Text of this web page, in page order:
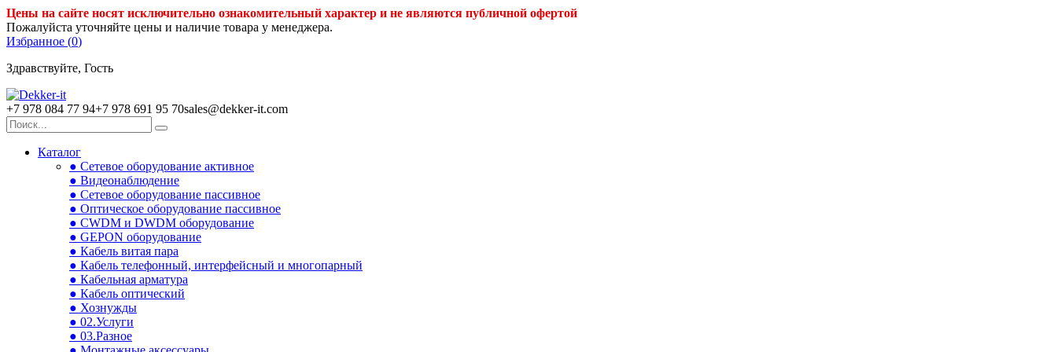
Цены на сайте носят исключительно ознакомительный характер и не являются публичной офертой
Пожалуйста уточняйте цены и наличие товара у менеджера.
Избранное (0)
Здравствуйте, Гость
+7 978 084 77 94+7 978 691 95 70sales@dekker-it.com
Каталог
● Сетевое оборудование активное
● Видеонаблюдение
● Сетевое оборудование пассивное
● Оптическое оборудование пассивное
● CWDM и DWDM оборудование
● GEPON оборудование
● Кабель витая пара
● Кабель телефонный, интерфейсный и многопарный
● Кабельная арматура
● Кабель оптический
● Хознужды
● 02.Услуги
● 03.Разное